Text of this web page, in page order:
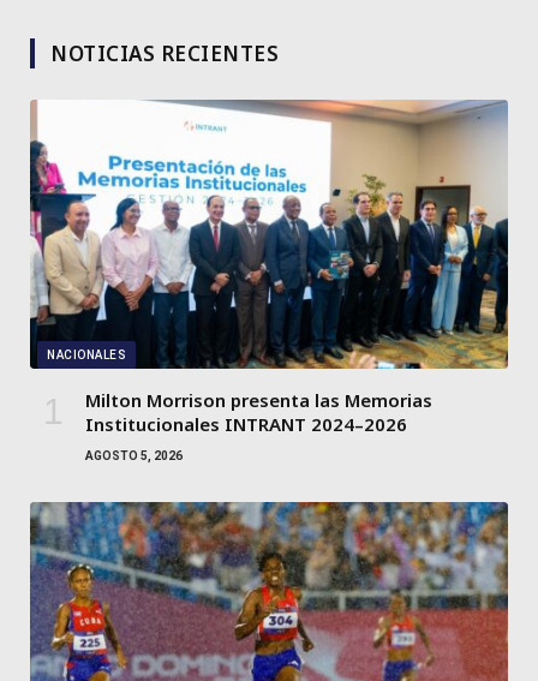
NOTICIAS RECIENTES
NACIONALES
Milton Morrison presenta las Memorias
Institucionales INTRANT 2024–2026
AGOSTO 5, 2026